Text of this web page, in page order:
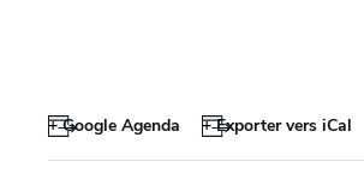
+ Google Agenda + Exporter vers iCal